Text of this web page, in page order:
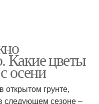
Какие цветы
осени
грунте,
следующем сезоне –